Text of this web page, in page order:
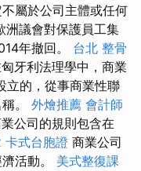
屬於公司主體或任何
洲議會對保護員工集
年撤回。 台北 整骨
牙利法理學中，商業
立的，從事商業性聯
。 外燴推薦 會計師
公司的規則包含在
卡式台胞證 商業公司
活動。 美式整復課